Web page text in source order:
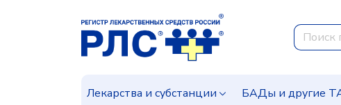
Лекарства и субстанции БАДы и другие